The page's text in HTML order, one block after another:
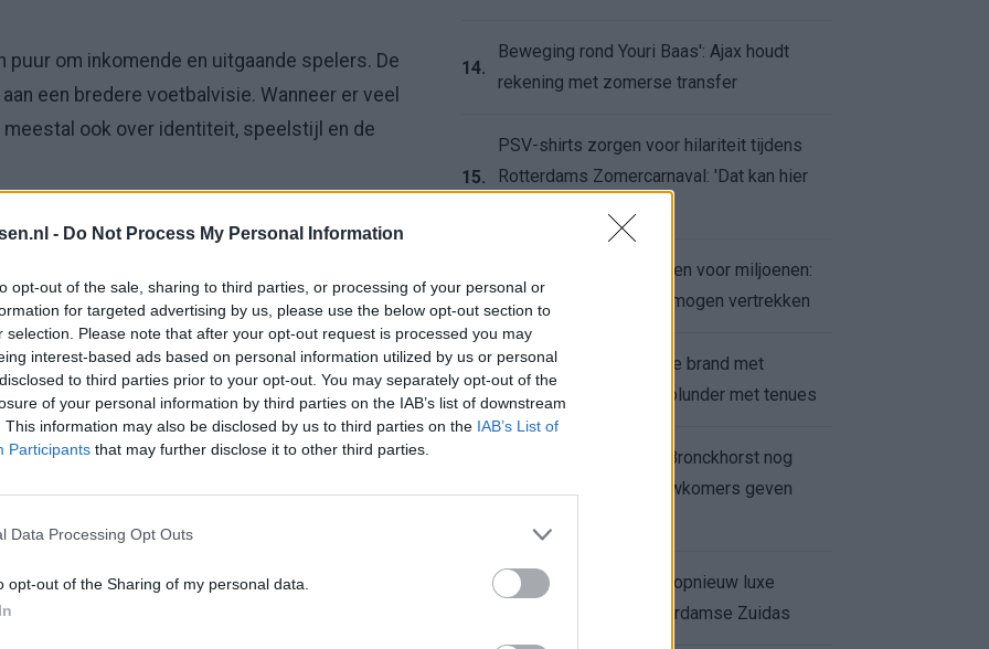
- Do Not Process My Personal Information
opt-out of the sale, sharing to third parties, or processing of your personal or
for targeted advertising by us, please use the below opt-out section to
selection. Please note that after your opt-out request is processed you may
interest-based ads based on personal information utilized by us or personal
to third parties prior to your opt-out. You may separately opt-out of the
of your personal information by third parties on the IAB’s list of downstream
This information may also be disclosed by us to third parties on the IAB’s List of
Participants that may further disclose it to other third parties.
Data Processing Opt Outs
opt-out of the Sharing of my personal data.
om inkomende en uitgaande spelers. De
een bredere voetbalvisie. Wanneer er veel
ook over identiteit, speelstijl en de
drukte op de markt voelt minder als
basis van de selectie opnieuw vorm te geven,
periodes van sportieve en organisatorische
en een gebrek aan stabiliteit binnen de
waarop gedeeltelijke correcties niet meer
ligt dan voor de hand.
14.
Beweging rond Youri Baas': Ajax houdt
rekening met zomerse transfer
15.
PSV-shirts zorgen voor hilariteit tijdens
Rotterdams Zomercarnaval: 'Dat kan hier
16.
Feyenoord zet deur open voor miljoenen:
Ueda en Hadj Moussa mogen vertrekken
17.
Ajax helpt Burnley uit de brand met
afgeknipte sokken na blunder met tenues
Feyenoord onder Van Bronckhorst nog
altijd ongeslagen: nieuwkomers geven
Hakim Ziyech verhuurt opnieuw luxe
appartement op Amsterdamse Zuidas